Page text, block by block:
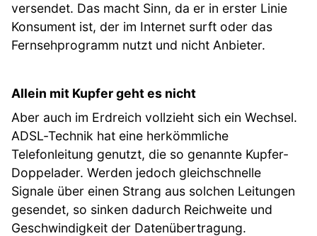
versendet. Das macht Sinn, da er in erster Linie
Konsument ist, der im Internet surft oder das
Fernsehprogramm nutzt und nicht Anbieter.
Allein mit Kupfer geht es nicht
Aber auch im Erdreich vollzieht sich ein Wechsel.
ADSL-Technik hat eine herkömmliche
Telefonleitung genutzt, die so genannte Kupfer-
Doppelader. Werden jedoch gleichschnelle
Signale über einen Strang aus solchen Leitungen
gesendet, so sinken dadurch Reichweite und
Geschwindigkeit der Datenübertragung.